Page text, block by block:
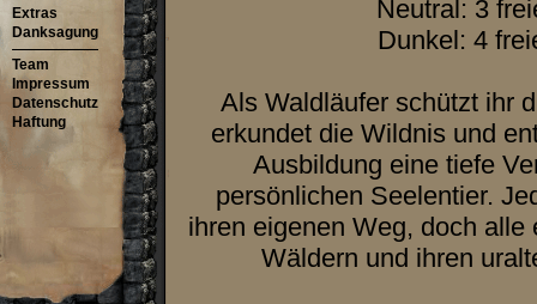
Extras
Danksagung
Team
Impressum
Datenschutz
Haftung
Neutral: 3
Dunkel: 4
Als Waldläufer schützt ihr
erkundet die Wildnis und
Ausbildung eine tiefe
persönlichen Seelentier.
ihren eigenen Weg, doch
Wäldern und ihren